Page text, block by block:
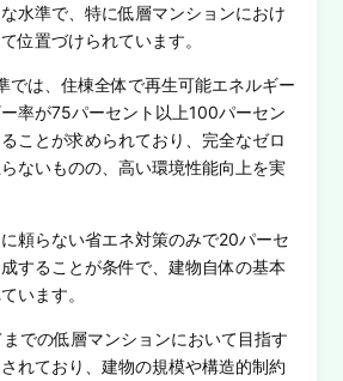
水準で、特に低層マンションにおけ
位置づけられています。
では、住棟全体で再生可能エネルギー
率が75パーセント以上100パーセン
ことが求められており、完全なゼロ
ないものの、高い環境性能向上を実
頼らない省エネ対策のみで20パーセ
することが条件で、建物自体の基本
います。
での低層マンションにおいて目指す
れており、建物の規模や構造的制約